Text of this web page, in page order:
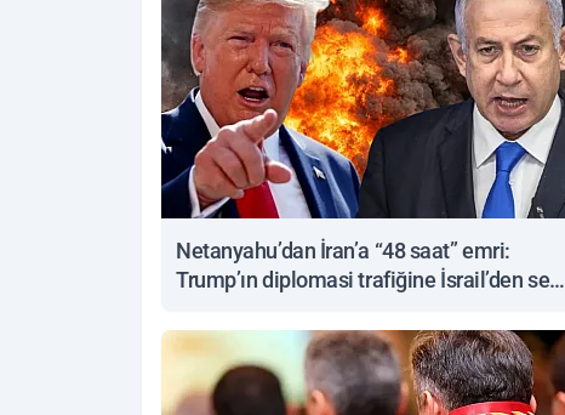
Netanyahu’dan İran’a “48 saat” emri:
Trump’ın diplomasi trafiğine İsrail’den sert